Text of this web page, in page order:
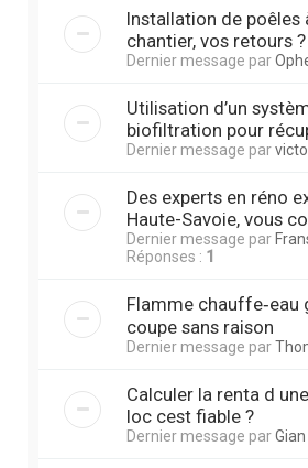
Installation de poêles
chantier, vos retours ?
Dernier message par
Utilisation d’un
biofiltration pour
Dernier message par
Des experts en réno
Haute-Savoie, vous
Dernier message par
Réponses : 1
Flamme chauffe‑eau
coupe sans raison
Dernier message par
Calculer la renta d
loc cest fiable ?
Dernier message parGian